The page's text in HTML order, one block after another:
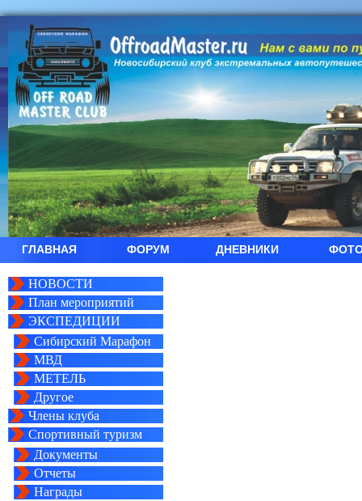
ГЛАВНАЯ ФОРУМ ДНЕВНИКИ
НОВОСТИ
План мероприятий
ЭКСПЕДИЦИИ
Сибирский Марафон
МВД
МЕТЕЛЬ
Другое
Члены клуба
Спортивный туризм
Документы
Отчеты
Награды